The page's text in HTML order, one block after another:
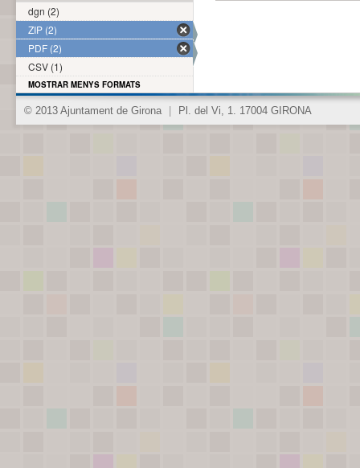
dgn (2)
ZIP (2)
PDF (2)
CSV (1)
MOSTRAR MENYS FORMATS
© 2013 Ajuntament de Girona Pl. del Vi, 1. 17004 GIRONA